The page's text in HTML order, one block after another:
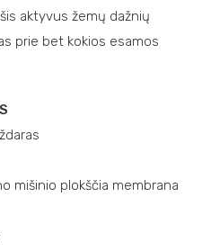
aktyvus žemų dažnių
prie bet kokios esamos
mišinio plokščia membrana